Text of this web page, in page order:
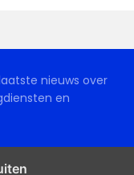
nieuws over
en